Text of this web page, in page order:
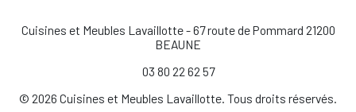
Cuisines et Meubles Lavaillotte - 67 route de Pommard 21200
BEAUNE
03 80 22 62 57
© 2026 Cuisines et Meubles Lavaillotte. Tous droits réservés.